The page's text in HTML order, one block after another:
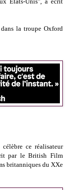
la troupe Oxford
ce réalisateur
par le British Film
britanniques du XXe